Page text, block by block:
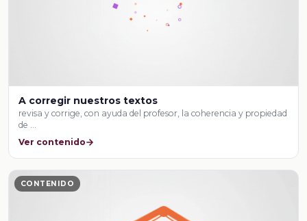
A corregir nuestros textos
revisa y corrige, con ayuda del profesor, la coherencia y propiedad
de …
Ver contenido
CONTENIDO